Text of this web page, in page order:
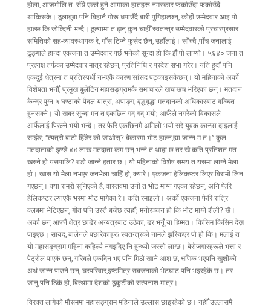
होला, आजभोलि त सँधै एक्लै हुने आमाका हातहरू नमस्कार फर्काउँदा फर्काउँदै
थाकिसके। ठूलाबुबा पनि बिहानै गोरू धपाउँदै बारी पुगिहाल्छन्, कोही उम्मेदवार आइ पो
हाल्छ कि जोत्दिनी भन्दै। ठूल्यामा त झन् कुन चाहीँ स्वतन्त्र उम्मेदवारको प्रचारप्रसार
समितिको सह-व्यावस्थापक रे, गाँस टिप्ने फुर्सद छैन, उहाँलाई। साँच्चै ,पाँच जनालाई
ढुङ्गाले हान्दा एकजना त उम्मेदवार पर्छ भनेको सुन्दा हो कि झैँ पो लाग्यो। ५६४० जना त
प्रत्यक्ष तर्फका उम्मेदवार मात्र रहेछन्, प्रतिनिधि र प्रदेश सभा गरेर। यति हुदाँ पनि
एकदुई क्षेत्रमा त प्रतिस्पर्धी नभएकै कारण सांसद पट्काइसकेछन्। यो महिनाको अर्को
विशेषता भनौँ, प्रमुख बुलेटिन महासङ्ग्रामकै समाचारले खचाखच भरिएका छन्। मतदान
केन्द्र पुग्न ५ घण्टाको पैदल यात्रा, अपाङ्ग, वृद्धवृद्धा मतदानको अधिकारबाट वञ्चित
हुनसक्ने। यो खबर सुन्दा मन त एकछिन गद् गद् भयो; आफैँले नगरेको विकासले
आफैँलाई पिरल्ने भयो भन्दै। तर फेरि एकछिनमै अमिलो भयो सद्दे युवक कान्छा दाइलाई
सम्झेर; “त्यत्रो बाटो हिँडेर को जाओस्? बेकारमा भोट हाल्न,ह्या जान्न म त।” कुल
मतदाताको झण्डै ४४ लाख मतदाता कम छन् भन्ने त थाहा छ तर खै कति प्रतिशत मत
खस्ने हो यसपालि? बडो जान्ने हतार छ। यो महिनाको विशेष समय त यसमा लाग्ने मेला
हो। खास यो मेला नभएर जनभेला चाहिँ हो, क्यारे। एकजना हेलिकप्टर लिएर बिरामी लिन
गएछन्। क्या राम्रो सुनिएको है, वास्तवमा उनी त भोट माग्न गएका रहेछन्, अनि फेरि
हेलिकप्टर ल्याएकै भरमा भोट मागेका रे। कति रमाइलो। अर्को एकजना फेरि रात्रि
क्लबमा भेटिएछन्, गीत पनि उस्तै बजेछ त्यहाँ; मनोरञ्जन हो कि भोट माग्ने शैली? खै।
अर्का छन् आफ्नै क्षेत्र छाडेर अन्यत्रबाट उठेका, डर भनूँ या हिम्मत। किसिम किसिम देख्न
पाइएछ। सायद, बालेनले पछारेकाहरू स्वतन्त्रको नामले झस्किएर पो हो कि। मलाई त
यो महासङ्ग्राम महिना कहिल्यै नगइदिए नि हुन्थ्यो जस्तो लाग्छ। बेरोजगारहरूले भत्ता र
पेट्रोल पाएकै छन्, गरिबले एकदिन भए पनि मिठो खाने आश छ, क्षणिक भएपनि खुशीको
अर्थ जान्न पाउने छन्, घरपरिवार,इष्टमित्र सबजनाको भेटघाट पनि भइरहेकै छ। तर
जानु पनि ठिकै हो, बित्थामा देशको ढूकुटीको सत्यनाश मात्र।
विरक्त लागेको मौसममा महासङ्ग्राम महिनाले उल्लास छाइरहेको छ। यहीँ उल्लासमै